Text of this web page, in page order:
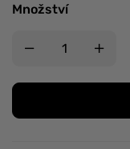
Množství